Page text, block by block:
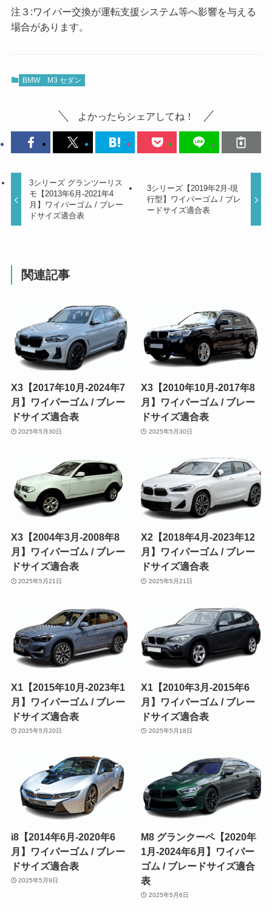
注３:ワイパー交換が運転支援システム等へ影響を与える
場合があります。
BMW M3 セダン
よかったらシェアしてね！
3シリーズ グランツーリス
モ【2013年6月-2021年4
月】ワイパーゴム / ブレー
ドサイズ適合表
3シリーズ【2019年2月-現
行型】ワイパーゴム / ブレ
ードサイズ適合表
関連記事
X3【2017年10月-2024年7
月】ワイパーゴム / ブレー
ドサイズ適合表
2025年5月30日
X3【2010年10月-2017年8
月】ワイパーゴム / ブレー
ドサイズ適合表
2025年5月30日
X3【2004年3月-2008年8
月】ワイパーゴム / ブレー
ドサイズ適合表
2025年5月21日
X2【2018年4月-2023年12
月】ワイパーゴム / ブレー
ドサイズ適合表
2025年5月21日
X1【2015年10月-2023年1
月】ワイパーゴム / ブレー
ドサイズ適合表
2025年5月20日
X1【2010年3月-2015年6
月】ワイパーゴム / ブレー
ドサイズ適合表
2025年5月18日
i8【2014年6月-2020年6
月】ワイパーゴム / ブレー
ドサイズ適合表
2025年5月9日
M8 グランクーペ【2020年
1月-2024年6月】ワイパー
ゴム / ブレードサイズ適合
表
2025年5月6日